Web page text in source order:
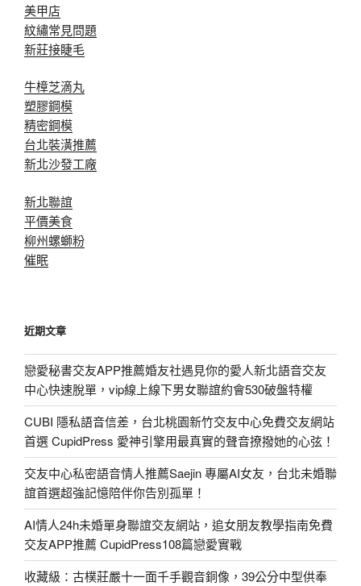
美甲店
紋繡常見問題
新莊接睫毛
牛樟芝滴丸
塑膠鋼模
精密鋼模
台北裝潢推薦
新北沙發工廠
新北聯誼
平價美食
柳州螺螄粉
催眠
近期文章
戀愛秘書交友APP推薦婚友社遇見你的愛人新北語音交友
中心快速脫單，vip線上線下男女聯誼約會530破盤特權
CUBI 隱私語音信差，台北桃園新竹交友中心免費交友網站
首選 CupidPress 愛神引擎用最真實的聲音撩撥她的心弦！
交友中心私密語音情人推薦Saejin 專屬AI女友，台北未婚聯
誼首選超強記憶陪伴你告別孤單！
AI情人24h未婚單身聯誼交友網站，追女朋友教學指南免費
交友APP推薦 CupidPress108篇戀愛實戰
收藏級：古樸莊嚴十一面千手觀音銅像，39公分中型供奉